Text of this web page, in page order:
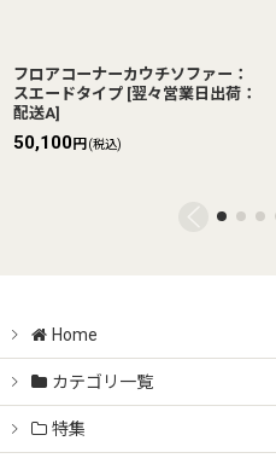
フロアコーナーカウチソファー：
スエードタイプ [翌々営業日出荷：
配送A]
50,100円 (税込)
Home
カテゴリ一覧
特集